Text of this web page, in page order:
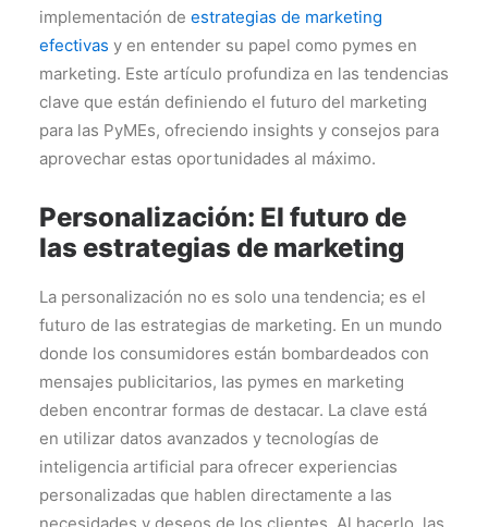
implementación de estrategias de marketing
efectivas y en entender su papel como pymes en
marketing. Este artículo profundiza en las tendencias
clave que están definiendo el futuro del marketing
para las PyMEs, ofreciendo insights y consejos para
aprovechar estas oportunidades al máximo.
Personalización: El futuro de
las estrategias de marketing
La personalización no es solo una tendencia; es el
futuro de las estrategias de marketing. En un mundo
donde los consumidores están bombardeados con
mensajes publicitarios, las pymes en marketing
deben encontrar formas de destacar. La clave está
en utilizar datos avanzados y tecnologías de
inteligencia artificial para ofrecer experiencias
personalizadas que hablen directamente a las